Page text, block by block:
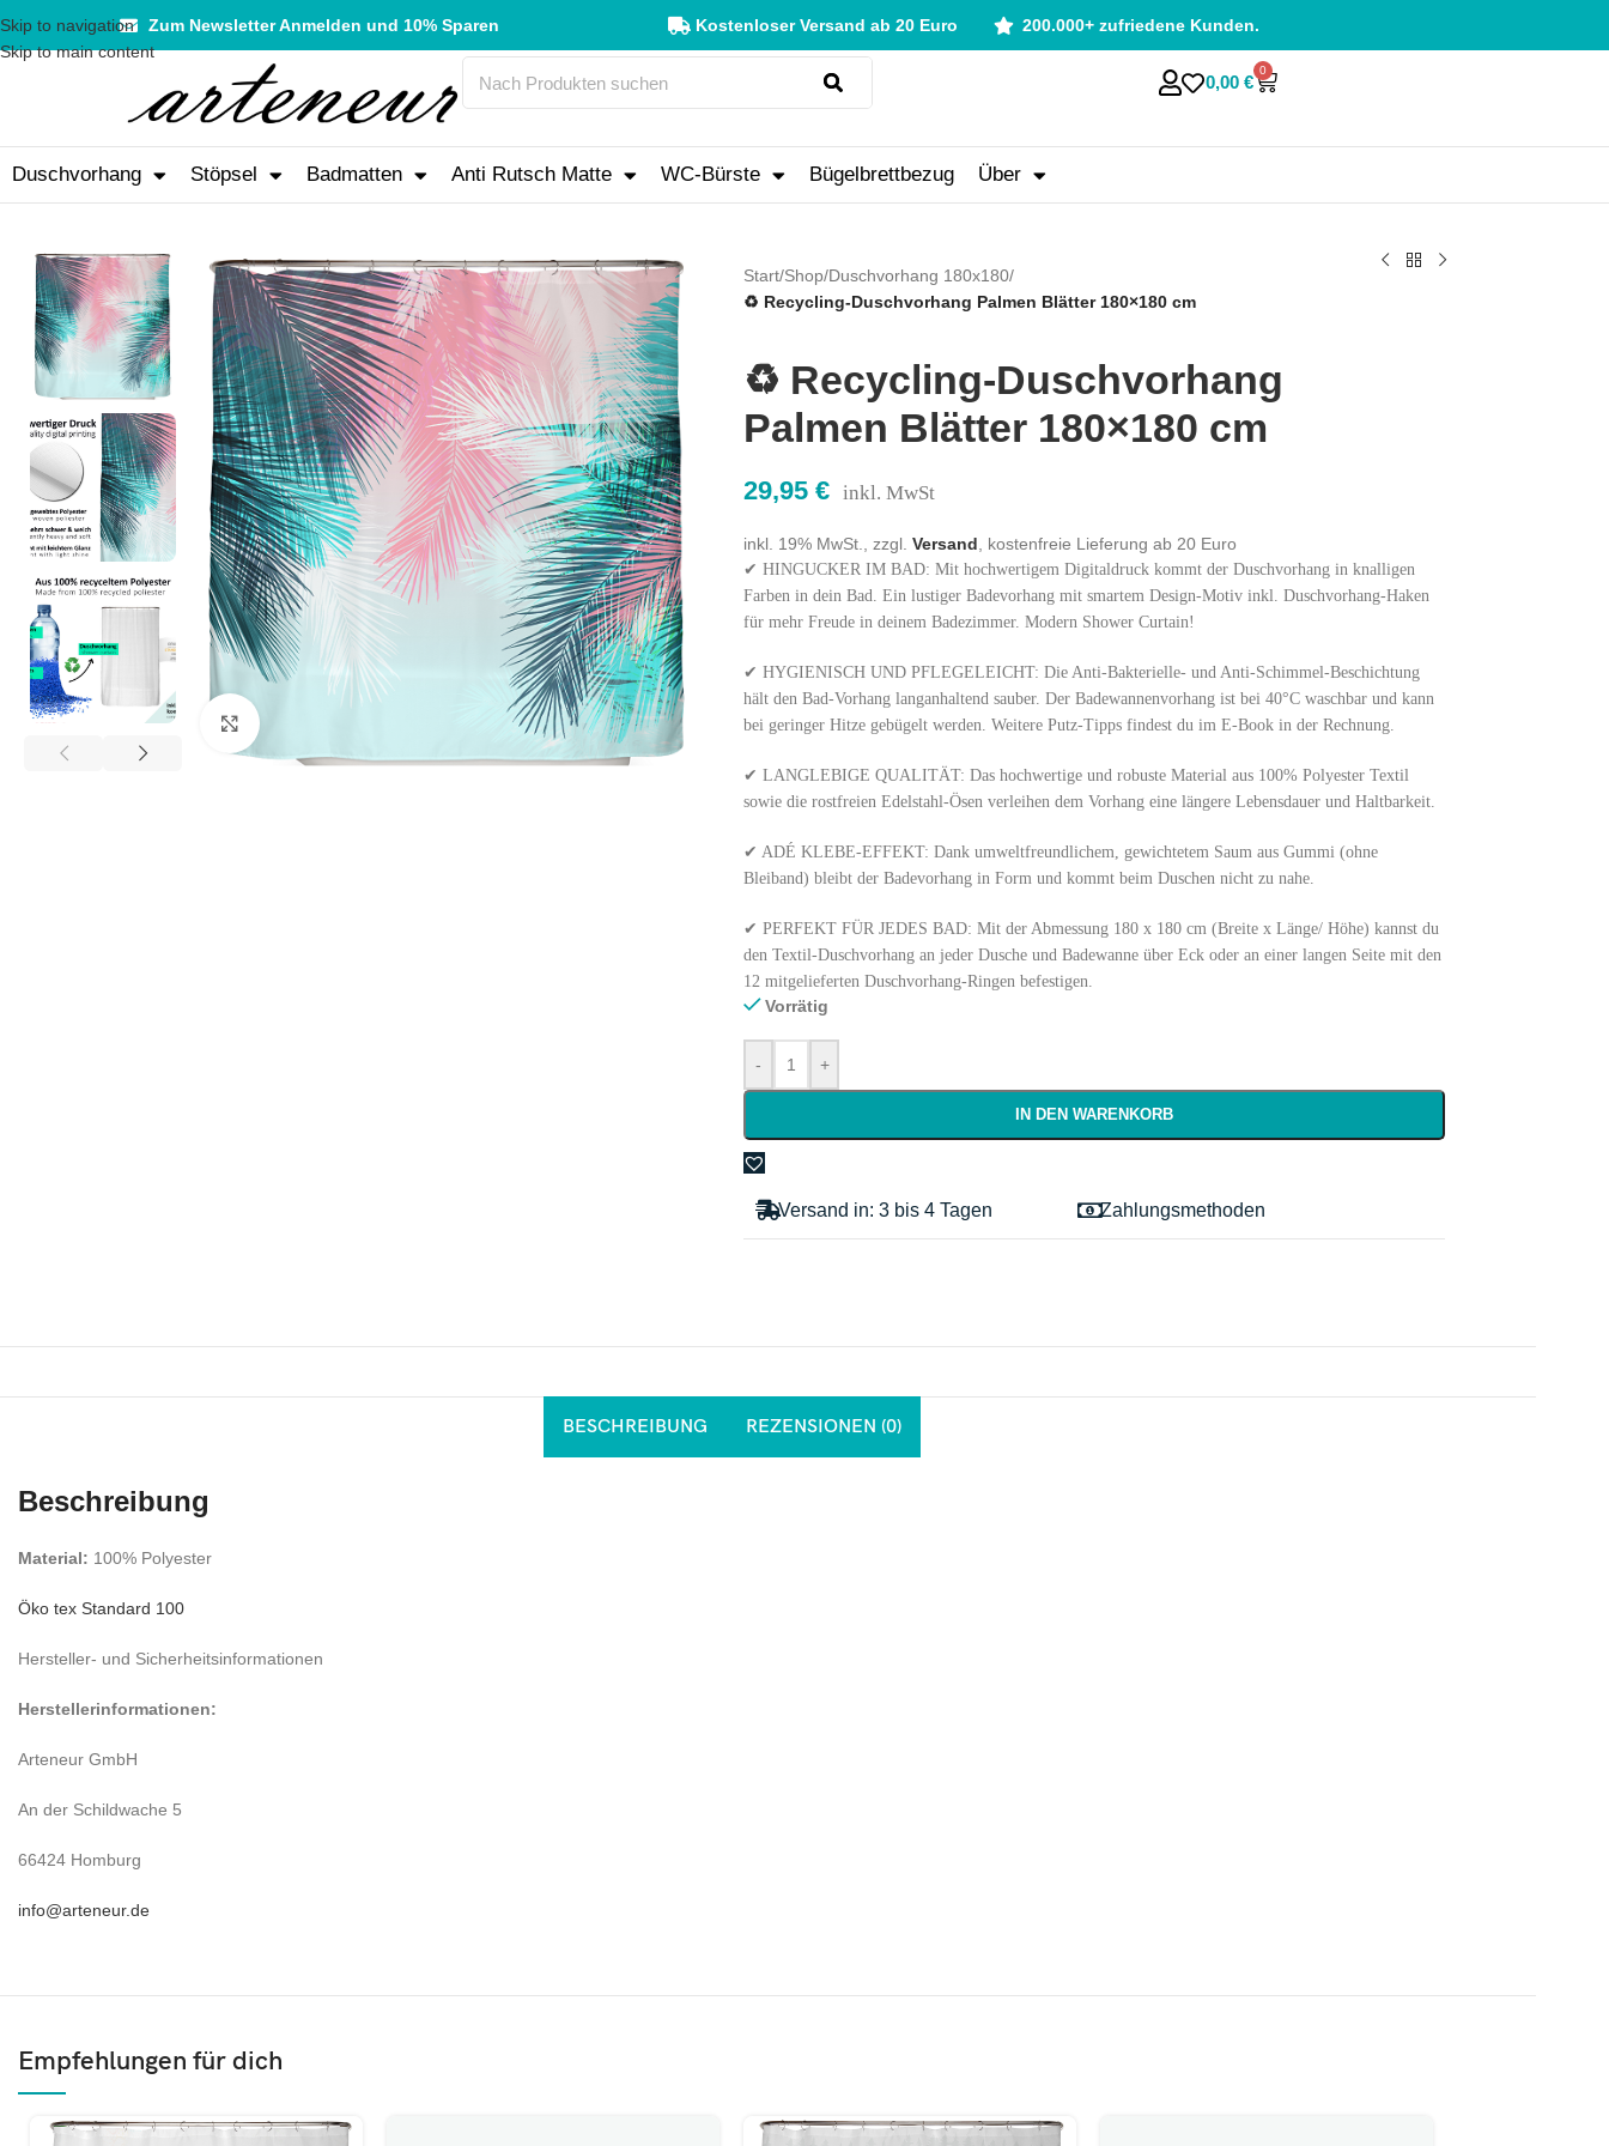
Skip to navigation
Skip to main content
Zum Newsletter Anmelden und 10% Sparen Kostenloser Versand ab 20 Euro 200.000+ zufriedene Kunden.
0,00 €
0
Duschvorhang Stöpsel Badmatten Anti Rutsch Matte WC-Bürste Bügelbrettbezug Über
Start/Shop/Duschvorhang 180x180/
♻️ Recycling-Duschvorhang Palmen Blätter 180×180 cm
♻️ Recycling-Duschvorhang
Palmen Blätter 180×180 cm
29,95€ inkl. MwSt
inkl. 19% MwSt., zzgl.Versand , kostenfreie Lieferung ab 20 Euro
✔ HINGUCKER IM BAD: Mit hochwertigem Digitaldruck kommt der Duschvorhang in knalligen
Farben in dein Bad. Ein lustiger Badevorhang mit smartem Design-Motiv inkl. Duschvorhang-Haken
für mehr Freude in deinem Badezimmer. Modern Shower Curtain!
✔ HYGIENISCH UND PFLEGELEICHT: Die Anti-Bakterielle- und Anti-Schimmel-Beschichtung
hält den Bad-Vorhang langanhaltend sauber. Der Badewannenvorhang ist bei 40°C waschbar und kann
bei geringer Hitze gebügelt werden. Weitere Putz-Tipps findest du im E-Book in der Rechnung.
✔ LANGLEBIGE QUALITÄT: Das hochwertige und robuste Material aus 100% Polyester Textil
sowie die rostfreien Edelstahl-Ösen verleihen dem Vorhang eine längere Lebensdauer und Haltbarkeit.
✔ ADÉ KLEBE-EFFEKT: Dank umweltfreundlichem, gewichtetem Saum aus Gummi (ohne
Bleiband) bleibt der Badevorhang in Form und kommt beim Duschen nicht zu nahe.
✔ PERFEKT FÜR JEDES BAD: Mit der Abmessung 180 x 180 cm (Breite x Länge/ Höhe) kannst du
den Textil-Duschvorhang an jeder Dusche und Badewanne über Eck oder an einer langen Seite mit den
12 mitgelieferten Duschvorhang-Ringen befestigen.
Vorrätig
- +
IN DEN WARENKORB
Versand in: 3 bis 4 Tagen Zahlungsmethoden
BESCHREIBUNG REZENSIONEN (0)
Beschreibung
Material: 100% Polyester
Öko tex Standard 100
Hersteller- und Sicherheitsinformationen
Herstellerinformationen:
Arteneur GmbH
An der Schildwache 5
66424 Homburg
info@arteneur.de
Empfehlungen für dich